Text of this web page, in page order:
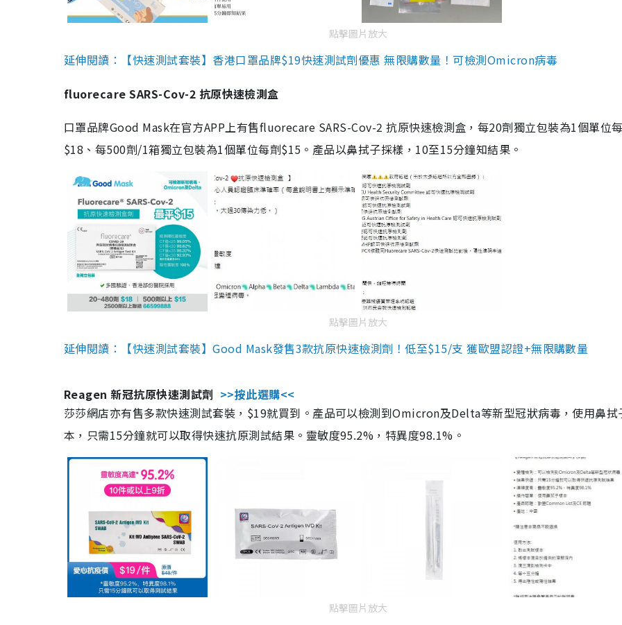
點擊圖片放大
延伸閱讀：【快速測試套裝】香港口罩品牌$19快速測試劑優惠 無限購數量！可檢測Omicron病毒
fluorecare SARS-Cov-2 抗原快速檢測盒
口罩品牌Good Mask在官方APP上有售fluorecare SARS-Cov-2 抗原快速檢測盒，每20劑獨立包裝為1個單位
$18、每500劑/1箱獨立包裝為1個單位每劑$15。產品以鼻拭子採樣，10至15分鐘知結果。
點擊圖片放大
延伸閱讀：【快速測試套裝】Good Mask發售3款抗原快速檢測劑！低至$15/支 獲歐盟認證+無限購數量
Reagen 新冠抗原快速測試劑 >>按此選購<<
莎莎網店亦有售多款快速測試套裝，$19就買到。產品可以檢測到Omicron及Delta等新型冠狀病毒，使用鼻拭
本，只需15分鐘就可以取得快速抗原測試結果。靈敏度95.2%，特異度98.1%。
點擊圖片放大